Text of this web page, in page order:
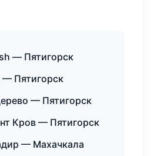
— Пятигорск
Пятигорск
— Пятигорск
Кров — Пятигорск
— Махачкала